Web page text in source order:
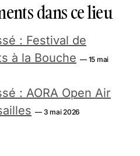
dans ce lieu
: Festival de
à la Bouche — 15 mai
: AORA Open Air
— 3 mai 2026